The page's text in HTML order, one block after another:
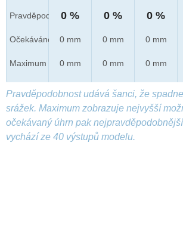
Pravděpod.
Očekáváno
Maximum
0 %
0 mm
0 mm
0 %
0 mm
0 mm
0 %
0 mm
0 mm
Pravděpodobnost udává šanci, že
srážek. Maximum zobrazuje nejvyšší
očekávaný úhrn pak
vychází ze 40 výstupů modelu.